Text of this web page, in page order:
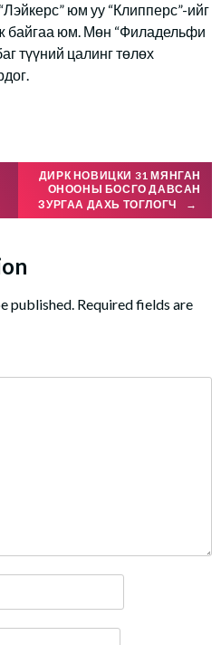
юм уу “Клипперс”-ийг
байгаа юм. Мөн “Филадельфи
түүний цалинг төлөх
ДИРК НОВИЦКИ 31 МЯНГАН
ОНООНЫ БОСГО ДАВСАН
ЗУРГАА ДАХЬ ТОГЛОГЧ
→
published. Required fields are